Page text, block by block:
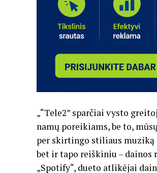
„“Tele2” sparčiai vysto
namų poreikiams, be to,
per skirtingo stiliaus muziką
bet ir tapo reiškiniu – dainos
„Spotify“, dueto atlikėjai